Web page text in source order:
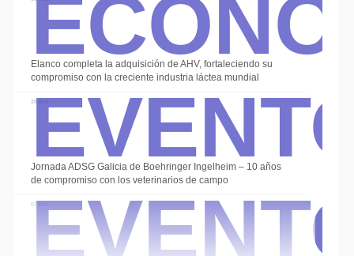
Elanco completa la adquisición de AHV, fortaleciendo su
compromiso con la creciente industria láctea mundial
28 Ene
Jornada ADSG Galicia de Boehringer Ingelheim – 10 años
de compromiso con los veterinarios de campo
07 Ene